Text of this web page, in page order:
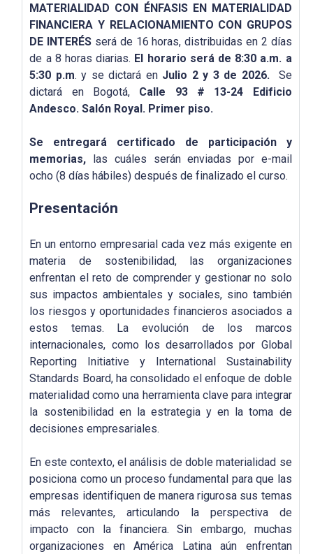
MATERIALIDAD CON ÉNFASIS EN MATERIALIDAD
FINANCIERA Y RELACIONAMIENTO CON GRUPOS
DE INTERÉS será de 16 horas, distribuidas en 2 días
de a 8 horas diarias. El horario será de 8:30 a.m. a
5:30 p.m. y se dictará enJulio 2 y 3 de 2026.Se
dictará en Bogotá, Calle 93 # 13-24 Edificio
Andesco. Salón Royal. Primer piso.
Se entregará certificado de participación y
memorias, las cuáles serán enviadas por e-mail
ocho (8 días hábiles) después de finalizado el curso.
Presentación
En un entorno empresarial cada vez más exigente en
materia de sostenibilidad, las organizaciones
enfrentan el reto de comprender y gestionar no solo
sus impactos ambientales y sociales, sino también
los riesgos y oportunidades financieros asociados a
estos temas. La evolución de los marcos
internacionales, como los desarrollados por Global
Reporting Initiative y International Sustainability
Standards Board, ha consolidado el enfoque de doble
materialidad como una herramienta clave para integrar
la sostenibilidad en la estrategia y en la toma de
decisiones empresariales.
En este contexto, el análisis de doble materialidad se
posiciona como un proceso fundamental para que las
empresas identifiquen de manera rigurosa sus temas
más relevantes, articulando la perspectiva de
impacto con la financiera. Sin embargo, muchas
organizaciones en América Latina aún enfrentan